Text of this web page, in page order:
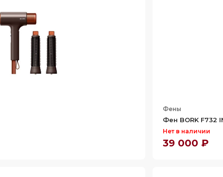
Фены
Фен BORK F732
Нет в наличии
39 000 ₽